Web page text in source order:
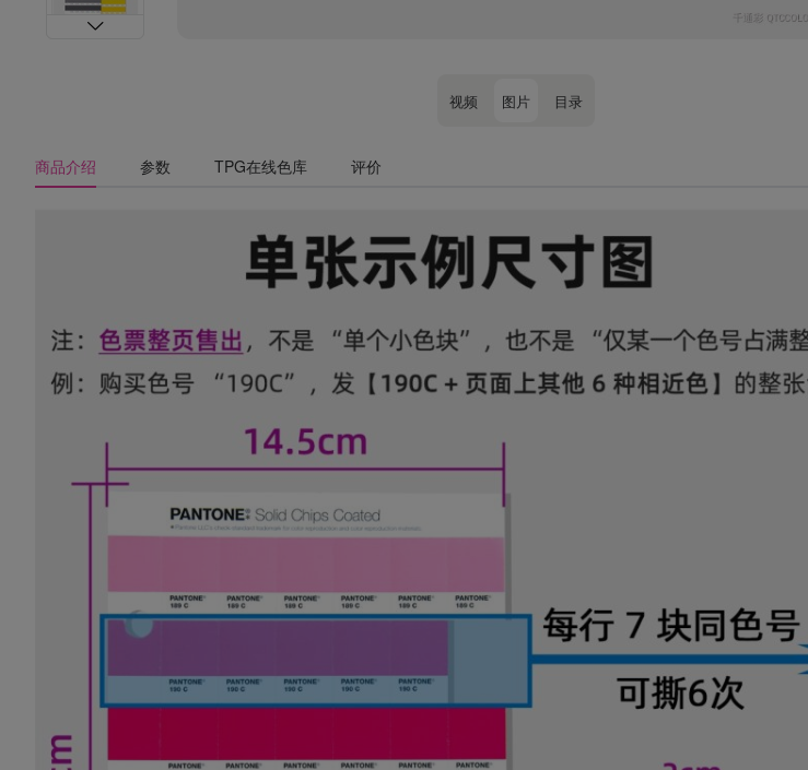
视频 图片 目录
商品介绍 参数 TPG在线色库 评价